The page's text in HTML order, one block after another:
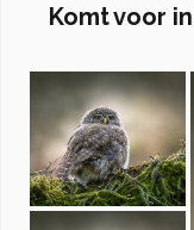
Komt voor in